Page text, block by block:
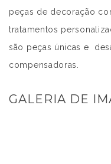
peças de decoração
tratamentos
são peças únicas e
compensadoras.
GALERIA DE